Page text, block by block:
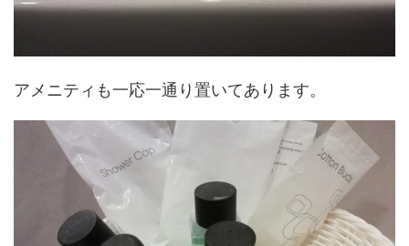
アメニティも一応一通り置いてあります。